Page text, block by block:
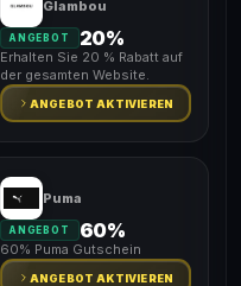
Glambou
ANGEBOT 20%
Erhalten Sie 20 % Rabatt auf
der gesamten Website.
ANGEBOT AKTIVIEREN
Puma
ANGEBOT 60%
60% Puma Gutschein
ANGEBOT AKTIVIEREN